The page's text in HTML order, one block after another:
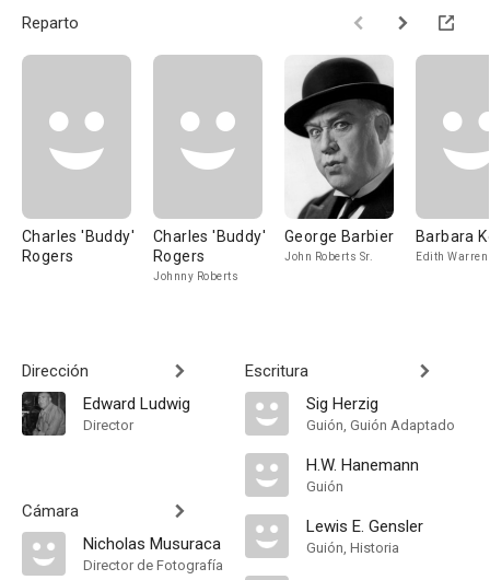
Reparto
Charles 'Buddy'
Rogers
Charles 'Buddy'
Rogers
Johnny Roberts
George Barbier
John Roberts Sr.
Barbara
Edith Warren
Dirección
Edward Ludwig
Director
Cámara
Nicholas Musuraca
Director de Fotografía
Escritura
Sig Herzig
Guión, Guión Adaptado
H.W. Hanemann
Guión
Lewis E. Gensler
Guión, Historia